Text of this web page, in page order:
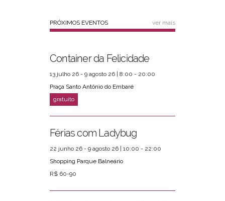
PRÓXIMOS EVENTOS ver mais
Container da Felicidade
13 julho 26 - 9 agosto 26 | 8:00 - 20:00
Praça Santo Antônio do Embaré
Férias com Ladybug
22 junho 26 - 9 agosto 26 | 10:00 - 22:00
Shopping Parque Balneário
R$ 60-90